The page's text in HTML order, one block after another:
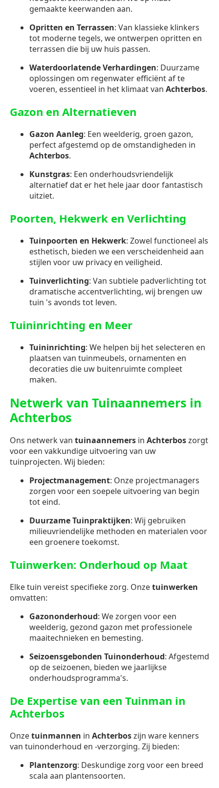
gemaakte keerwanden aan.
Opritten en Terrassen: Van klassieke klinkers
tot moderne tegels, we ontwerpen opritten en
terrassen die bij uw huis passen.
Waterdoorlatende Verhardingen: Duurzame
oplossingen om regenwater efficiënt af te
voeren, essentieel in het klimaat van Achterbos.
Gazon en Alternatieven
Gazon Aanleg: Een weelderig, groen gazon,
perfect afgestemd op de omstandigheden in
Achterbos.
Kunstgras: Een onderhoudsvriendelijk
alternatief dat er het hele jaar door fantastisch
uitziet.
Poorten, Hekwerk en Verlichting
Tuinpoorten en Hekwerk: Zowel functioneel als
esthetisch, bieden we een verscheidenheid aan
stijlen voor uw privacy en veiligheid.
Tuinverlichting: Van subtiele padverlichting tot
dramatische accentverlichting, wij brengen uw
tuin 's avonds tot leven.
Tuininrichting en Meer
Tuininrichting: We helpen bij het selecteren en
plaatsen van tuinmeubels, ornamenten en
decoraties die uw buitenruimte compleet
maken.
Netwerk van Tuinaannemers in
Achterbos
Ons netwerk van tuinaannemers in Achterboszorgt
voor een vakkundige uitvoering van uw
tuinprojecten. Wij bieden:
Projectmanagement: Onze projectmanagers
zorgen voor een soepele uitvoering van begin
tot eind.
Duurzame Tuinpraktijken: Wij gebruiken
milieuvriendelijke methoden en materialen voor
een groenere toekomst.
Tuinwerken: Onderhoud op Maat
Elke tuin vereist specifieke zorg. Onzetuinwerken
omvatten:
Gazononderhoud: We zorgen voor een
weelderig, gezond gazon met professionele
maaitechnieken en bemesting.
Seizoensgebonden Tuinonderhoud: Afgestemd
op de seizoenen, bieden we jaarlijkse
onderhoudsprogramma's.
De Expertise van een Tuinman in
Achterbos
Onzetuinmannen in Achterboszijn ware kenners
van tuinonderhoud en -verzorging. Zij bieden:
Plantenzorg: Deskundige zorg voor een breed
scala aan plantensoorten.